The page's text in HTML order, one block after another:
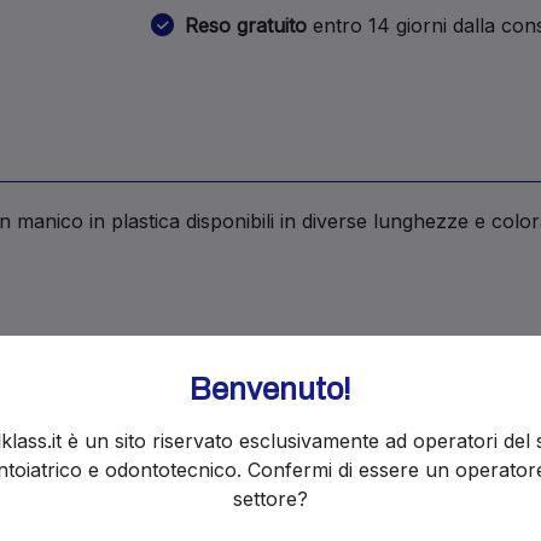
Reso gratuito entro 14 giorni dalla
in plastica disponibili in diverse lunghezze e
ordini restano attivi e le spedizioni
Benvenuto!
è un sito riservato esclusivamente ad operatori del
e odontotecnico. Confermi di essere un
settore?